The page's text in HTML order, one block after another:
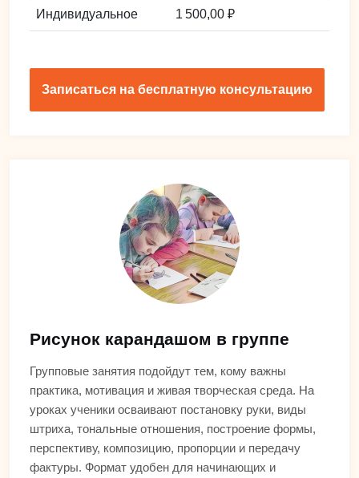
Индивидуальное 1 500,00 ₽
Записаться на бесплатную консультацию
Рисунок карандашом в группе
Групповые занятия подойдут тем, кому важны
практика, мотивация и живая творческая среда. На
уроках ученики осваивают постановку руки, виды
штриха, тональные отношения, построение формы,
перспективу, композицию, пропорции и передачу
фактуры. Формат удобен для начинающих и